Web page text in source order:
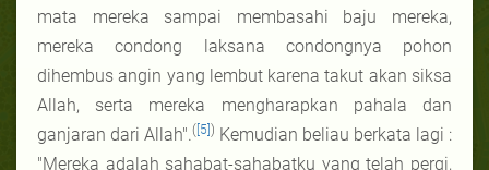
mata mereka sampai membasahi baju mereka,
mereka condong laksana condongnya pohon
dihembus angin yang lembut karena takut akan siksa
Allah, serta mereka mengharapkan pahala dan
ganjaran dari Allah".([5]) Kemudian beliau berkata lagi :
"Mereka adalah sahabat-sahabatku yang telah pergi,